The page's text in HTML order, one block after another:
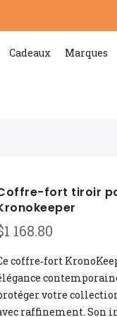
Cadeaux Marques
fort tiroir
1 168.80
coffre‑fort
votre
raffinement. Son